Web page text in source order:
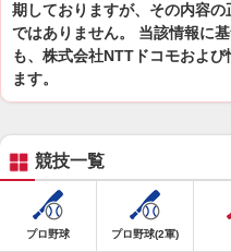
期しておりますが、その内容
ではありません。 当該情報に
も、株式会社NTTドコモおよ
ます。
競技一覧
プロ野球 プロ野球(2軍)